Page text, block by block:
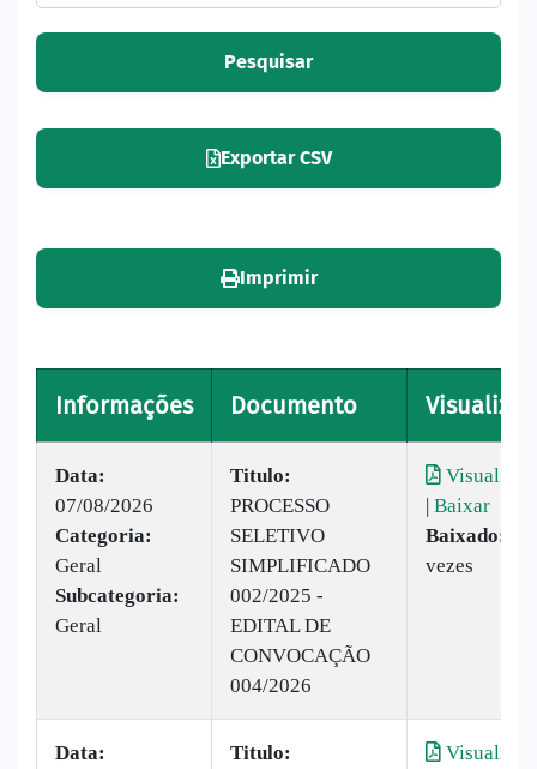
Pesquisar
Exportar CSV
Imprimir
Informações Documento Visualizar
Data:
07/08/2026
Categoria:
Geral
Subcategoria:
Geral
Titulo:
PROCESSO
SELETIVO
SIMPLIFICADO
002/2025 -
EDITAL DE
CONVOCAÇÃO
004/2026
Visualizar
| Baixar
Baixado:
vezes
Data:
Titulo:
Visualizar